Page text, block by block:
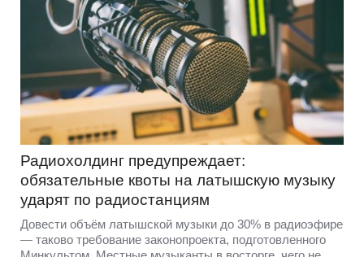
Радиохолдинг предупреждает:
обязательные квоты на латышскую музыку
ударят по радиостанциям
Довести объём латышской музыки до 30% в радиоэфире
— таково требование законопроекта, подготовленного